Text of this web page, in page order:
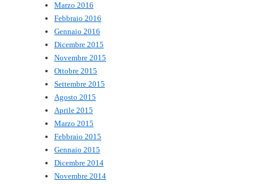
Marzo 2016
Febbraio 2016
Gennaio 2016
Dicembre 2015
Novembre 2015
Ottobre 2015
Settembre 2015
Agosto 2015
Aprile 2015
Marzo 2015
Febbraio 2015
Gennaio 2015
Dicembre 2014
Novembre 2014